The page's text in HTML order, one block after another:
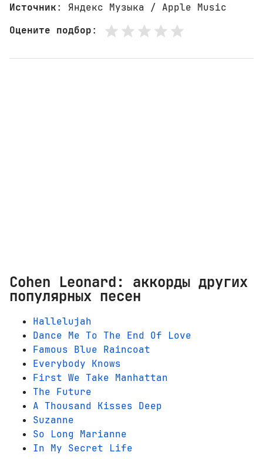
Источник: Яндекс Музыка / Apple Music
Оцените подбор:
Cohen Leonard: аккорды других
популярных песен
Hallelujah
Dance Me To The End Of Love
Famous Blue Raincoat
Everybody Knows
First We Take Manhattan
The Future
A Thousand Kisses Deep
Suzanne
So Long Marianne
In My Secret Life